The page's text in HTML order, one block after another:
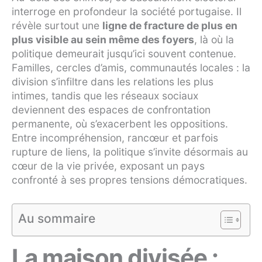
interroge en profondeur la société portugaise. Il
révèle surtout une ligne de fracture de plus en
plus visible au sein même des foyers, là où la
politique demeurait jusqu’ici souvent contenue.
Familles, cercles d’amis, communautés locales : la
division s’infiltre dans les relations les plus
intimes, tandis que les réseaux sociaux
deviennent des espaces de confrontation
permanente, où s’exacerbent les oppositions.
Entre incompréhension, rancœur et parfois
rupture de liens, la politique s’invite désormais au
cœur de la vie privée, exposant un pays
confronté à ses propres tensions démocratiques.
Au sommaire